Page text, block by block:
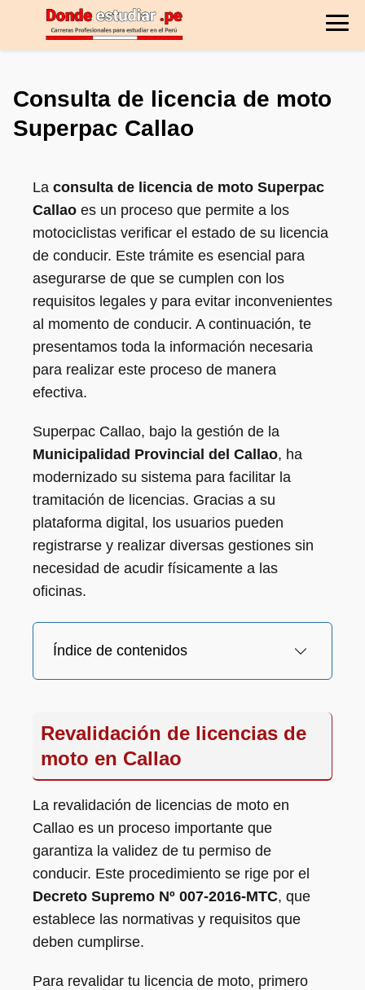
Consulta de licencia de moto
Superpac Callao
La consulta de licencia de moto Superpac
Callao es un proceso que permite a los
motociclistas verificar el estado de su licencia
de conducir. Este trámite es esencial para
asegurarse de que se cumplen con los
requisitos legales y para evitar inconvenientes
al momento de conducir. A continuación, te
presentamos toda la información necesaria
para realizar este proceso de manera
efectiva.
Superpac Callao, bajo la gestión de la
Municipalidad Provincial del Callao, ha
modernizado su sistema para facilitar la
tramitación de licencias. Gracias a su
plataforma digital, los usuarios pueden
registrarse y realizar diversas gestiones sin
necesidad de acudir físicamente a las
oficinas.
Índice de contenidos
Revalidación de licencias de
moto en Callao
La revalidación de licencias de moto en
Callao es un proceso importante que
garantiza la validez de tu permiso de
conducir. Este procedimiento se rige por el
Decreto Supremo Nº 007-2016-MTC, que
establece las normativas y requisitos que
deben cumplirse.
Para revalidar tu licencia de moto, primero